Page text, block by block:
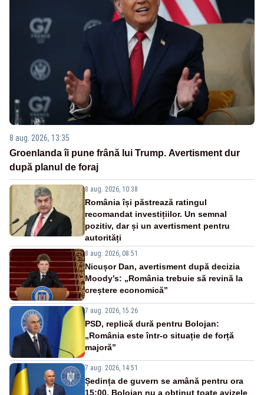
8 aug. 2026, 13:35
Groenlanda îi pune frână lui Trump. Avertisment dur
după planul de foraj
8 aug. 2026, 10:38
România își păstrează ratingul
recomandat investițiilor. Un semnal
pozitiv, dar și un avertisment pentru
autorități
8 aug. 2026, 08:51
Nicușor Dan, avertisment după decizia
Moody’s: „România trebuie să revină la
creștere economică”
7 aug. 2026, 15:26
PSD, replică dură pentru Bolojan:
„România este într-o situație de forță
majoră”
7 aug. 2026, 14:51
Ședința de guvern se amână pentru ora
15:00. Bolojan nu a obținut toate avizele